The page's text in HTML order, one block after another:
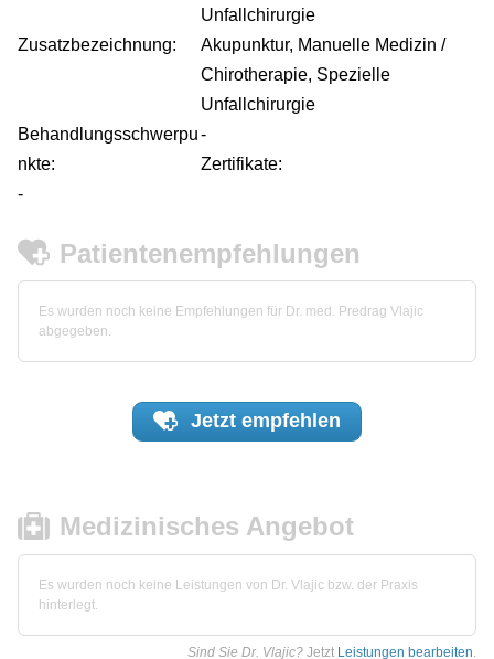
Unfallchirurgie
Zusatzbezeichnung:
Akupunktur, Manuelle Medizin /
Chirotherapie, Spezielle
Unfallchirurgie
Behandlungsschwerpu
nkte:
-
Zertifikate:
-
Patientenempfehlungen
Es wurden noch keine Empfehlungen für Dr. med. Predrag Vlajic
abgegeben.
Jetzt empfehlen
Medizinisches Angebot
Es wurden noch keine Leistungen von Dr. Vlajic bzw. der Praxis
hinterlegt.
Sind Sie Dr. Vlajic? Jetzt Leistungen bearbeiten.